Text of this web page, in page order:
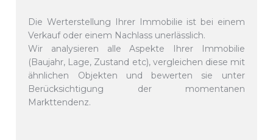
Die Werterstellung Ihrer Immobilie ist bei einem
Verkauf oder einem Nachlass unerlässlich.
Wir analysieren alle Aspekte Ihrer Immobilie
(Baujahr, Lage, Zustand etc), vergleichen diese mit
ähnlichen Objekten und bewerten sie unter
Berücksichtigung der momentanen
Markttendenz.